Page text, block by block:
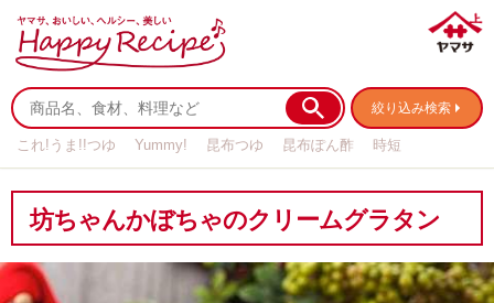
絞り込み検索
これ!うま!!つゆ Yummy! 昆布つゆ 昆布ぽん酢
時短
坊ちゃんかぼちゃのクリームグラタン